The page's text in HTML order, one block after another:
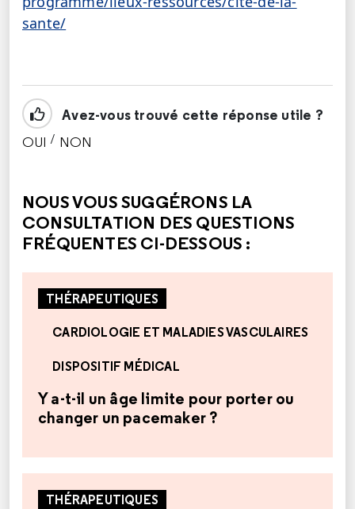
sante/
Avez-vous trouvé cette réponse utile ?
OUI / NON
NOUS VOUS SUGGÉRONS LA
CONSULTATION DES QUESTIONS
FRÉQUENTES CI-DESSOUS :
THÉRAPEUTIQUES
CARDIOLOGIE ET MALADIES VASCULAIRES
DISPOSITIF MÉDICAL
Y a-t-il un âge limite pour porter ou
changer un pacemaker ?
THÉRAPEUTIQUES